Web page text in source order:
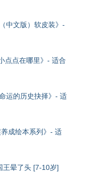
中文版）软皮装》-
点点在哪里》- 适合
运的历史抉择》- 适
成绘本系列》- 适
王晕了头 [7-10岁]